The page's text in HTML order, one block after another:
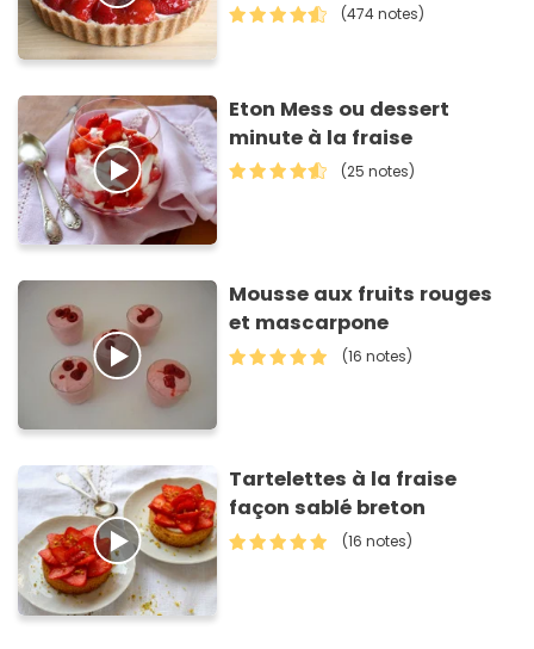
(474 notes)
Eton Mess ou dessert
minute à la fraise
(25 notes)
Mousse aux fruits rouges
et mascarpone
(16 notes)
Tartelettes à la fraise
façon sablé breton
(16 notes)